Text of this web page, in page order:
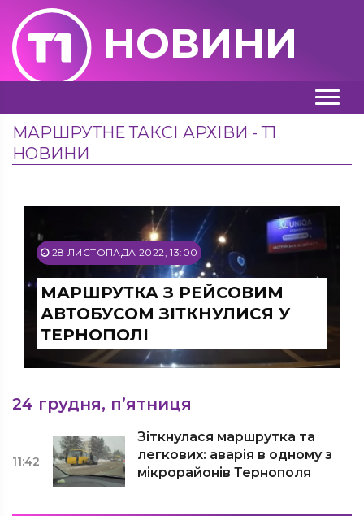
НОВИНИ
МАРШРУТНЕ ТАКСІ АРХІВИ - Т1
НОВИНИ
28 ЛИСТОПАДА 2022, 13:00
МАРШРУТКА З РЕЙСОВИМ
АВТОБУСОМ ЗІТКНУЛИСЯ У
ТЕРНОПОЛІ
24 грудня, п’ятниця
11:42
Зіткнулася маршрутка та
легкових: аварія в одному з
мікрорайонів Тернополя